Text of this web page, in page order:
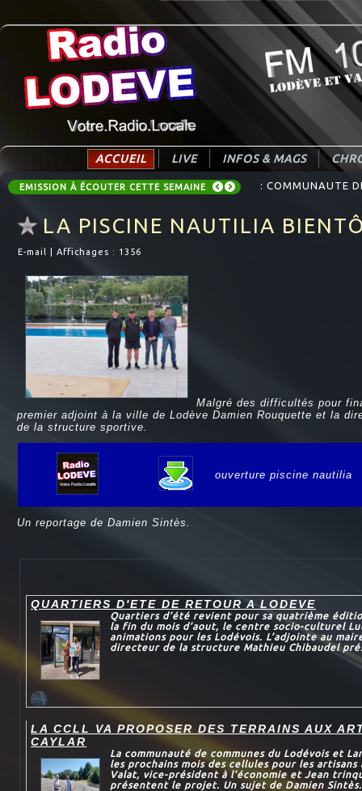
ACCUEIL LIVE INFOS & MAGS
EMISSION À ÉCOUTER CETTE SEMAINE : COMMUNAUTE
LA PISCINE NAUTILIA
E-mail Affichages : 1356
Malgré des difficultés pour
premier adjoint à la ville de Lodève Damien Rouquette et la
de la structure sportive.
ouverture piscine nautilia
Un reportage de Damien Sintès.
QUARTIERS D'ETE DE RETOUR A LODEVE
Quartiers d’été revient pour sa quatrième
la fin du mois d’aout, le centre socio-culturel
animations pour les Lodévois. L’adjointe au
directeur de la structure Mathieu Chibaudel
LA CCLL VA PROPOSER DES TERRAINS AUX
CAYLAR
La communauté de communes du Lodévois et
les prochains mois des cellules pour les artisans
Valat, vice-président à l’économie et Jean
présentent le projet. Un sujet de Damien Sintès.